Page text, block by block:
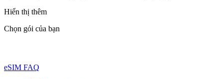
Hiển thị thêm
Chọn gói của bạn
eSIM FAQ